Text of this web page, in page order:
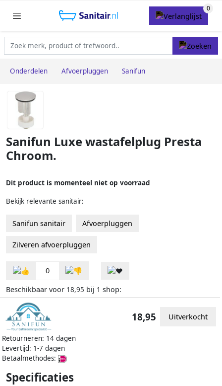
Onderdelen Afvoerpluggen Sanifun
Sanifun Luxe wastafelplug Presta
Chroom.
Dit product is momenteel niet op voorraad
Bekijk relevante sanitair:
Sanifun sanitair Afvoerpluggen
Zilveren afvoerpluggen
0
Beschikbaar voor 18,95 bij 1 shop:
Retourneren: 14 dagen
Levertijd: 1-7 dagen
Betaalmethodes:
18,95 Uitverkocht
Specificaties